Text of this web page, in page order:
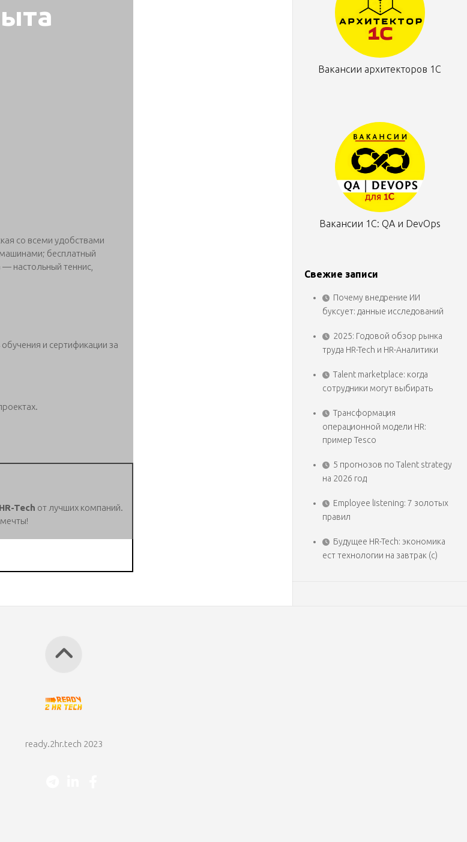
со всеми удобствами
бесплатный
настольный теннис,
и сертификации за
HR-Tech от лучших компаний.
Вакансии архитекторов 1С
Вакансии 1С: QA и DevOps
Свежие записи
Почему внедрение ИИ
буксует: данные исследований
2025: Годовой обзор рынка
труда HR-Tech и HR-Аналитики
Talent marketplace: когда
сотрудники могут выбирать
Трансформация
операционной модели HR:
пример Tesco
5 прогнозов по Talent strategy
на 2026 год
Employee listening: 7 золотых
правил
Будущее HR-Tech: экономика
ест технологии на завтрак (с)
ready.2hr.tech 2023